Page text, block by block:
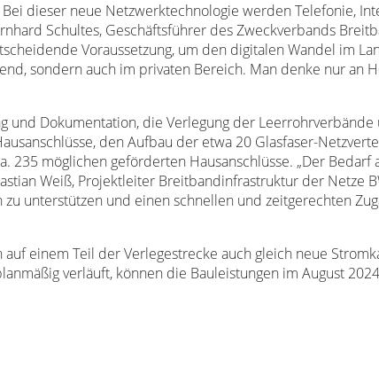
dieser neue Netzwerktechnologie werden Telefonie,
Schultes, Geschäftsführer des Zweckverbands
Voraussetzung, um den digitalen Wandel im
sondern auch im privaten Bereich. Man denke nur an
und Dokumentation, die Verlegung der Leerrohrverbände
den Aufbau der etwa 20 Glasfaser-
235 möglichen geförderten Hausanschlüsse. „Der Bedarf
Weiß, Projektleiter Breitbandinfrastruktur der Netze
unterstützen und einen schnellen und zeitgerechten
einem Teil der Verlegestrecke auch gleich neue
verläuft, können die Bauleistungen im August 2024